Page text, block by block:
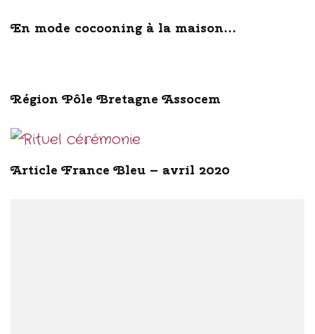
En mode cocooning à la maison…
Région Pôle Bretagne Assocem
Article France Bleu – avril 2020